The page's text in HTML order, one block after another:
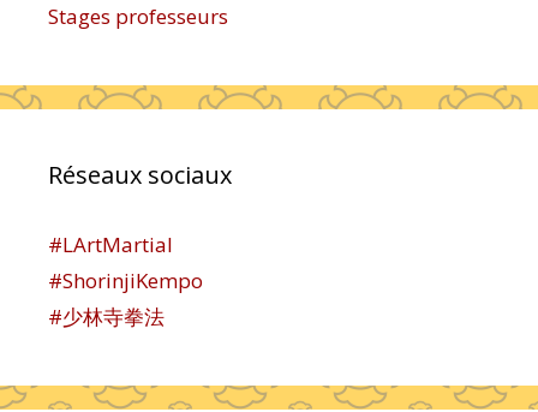
Stages professeurs
Réseaux sociaux
#LArtMartial
#ShorinjiKempo
#少林寺拳法